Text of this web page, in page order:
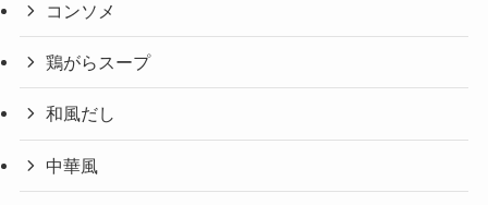
コンソメ
鶏がらスープ
和風だし
中華風